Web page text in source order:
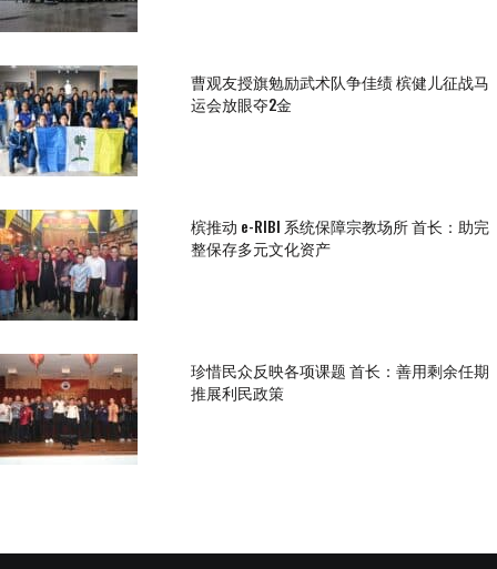
曹观友授旗勉励武术队争佳绩 槟健儿征战马
运会放眼夺2金
槟推动 e-RIBI 系统保障宗教场所 首长：助完
整保存多元文化资产
珍惜民众反映各项课题 首长：善用剩余任期
推展利民政策